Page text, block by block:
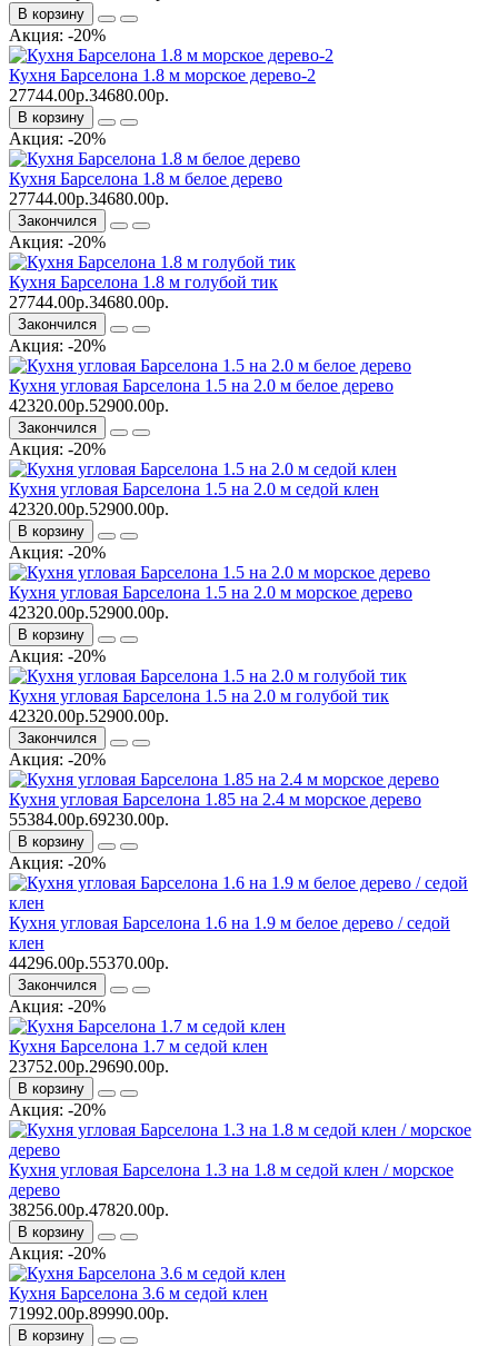
В корзину
Акция: -20%
Кухня Барселона 1.8 м морское дерево-2
27744.00р.34680.00р.
В корзину
Акция: -20%
Кухня Барселона 1.8 м белое дерево
27744.00р.34680.00р.
Закончился
Акция: -20%
Кухня Барселона 1.8 м голубой тик
27744.00р.34680.00р.
Закончился
Акция: -20%
Кухня угловая Барселона 1.5 на 2.0 м белое дерево
42320.00р.52900.00р.
Закончился
Акция: -20%
Кухня угловая Барселона 1.5 на 2.0 м седой клен
42320.00р.52900.00р.
В корзину
Акция: -20%
Кухня угловая Барселона 1.5 на 2.0 м морское дерево
42320.00р.52900.00р.
В корзину
Акция: -20%
Кухня угловая Барселона 1.5 на 2.0 м голубой тик
42320.00р.52900.00р.
Закончился
Акция: -20%
Кухня угловая Барселона 1.85 на 2.4 м морское дерево
55384.00р.69230.00р.
В корзину
Акция: -20%
Кухня угловая Барселона 1.6 на 1.9 м белое дерево / седой
клен
44296.00р.55370.00р.
Закончился
Акция: -20%
Кухня Барселона 1.7 м седой клен
23752.00р.29690.00р.
В корзину
Акция: -20%
Кухня угловая Барселона 1.3 на 1.8 м седой клен / морское
дерево
38256.00р.47820.00р.
В корзину
Акция: -20%
Кухня Барселона 3.6 м седой клен
71992.00р.89990.00р.
В корзину